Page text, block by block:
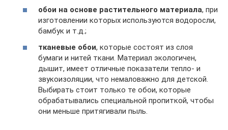
обои на основе растительного материала, при
изготовлении которых используются водоросли,
бамбук и т.д.;
тканевые обои, которые состоят из слоя
бумаги и нитей ткани. Материал экологичен,
дышит, имеет отличные показатели тепло- и
звукоизоляции, что немаловажно для детской.
Выбирать стоит только те обои, которые
обрабатывались специальной пропиткой, чтобы
они меньше притягивали пыль.